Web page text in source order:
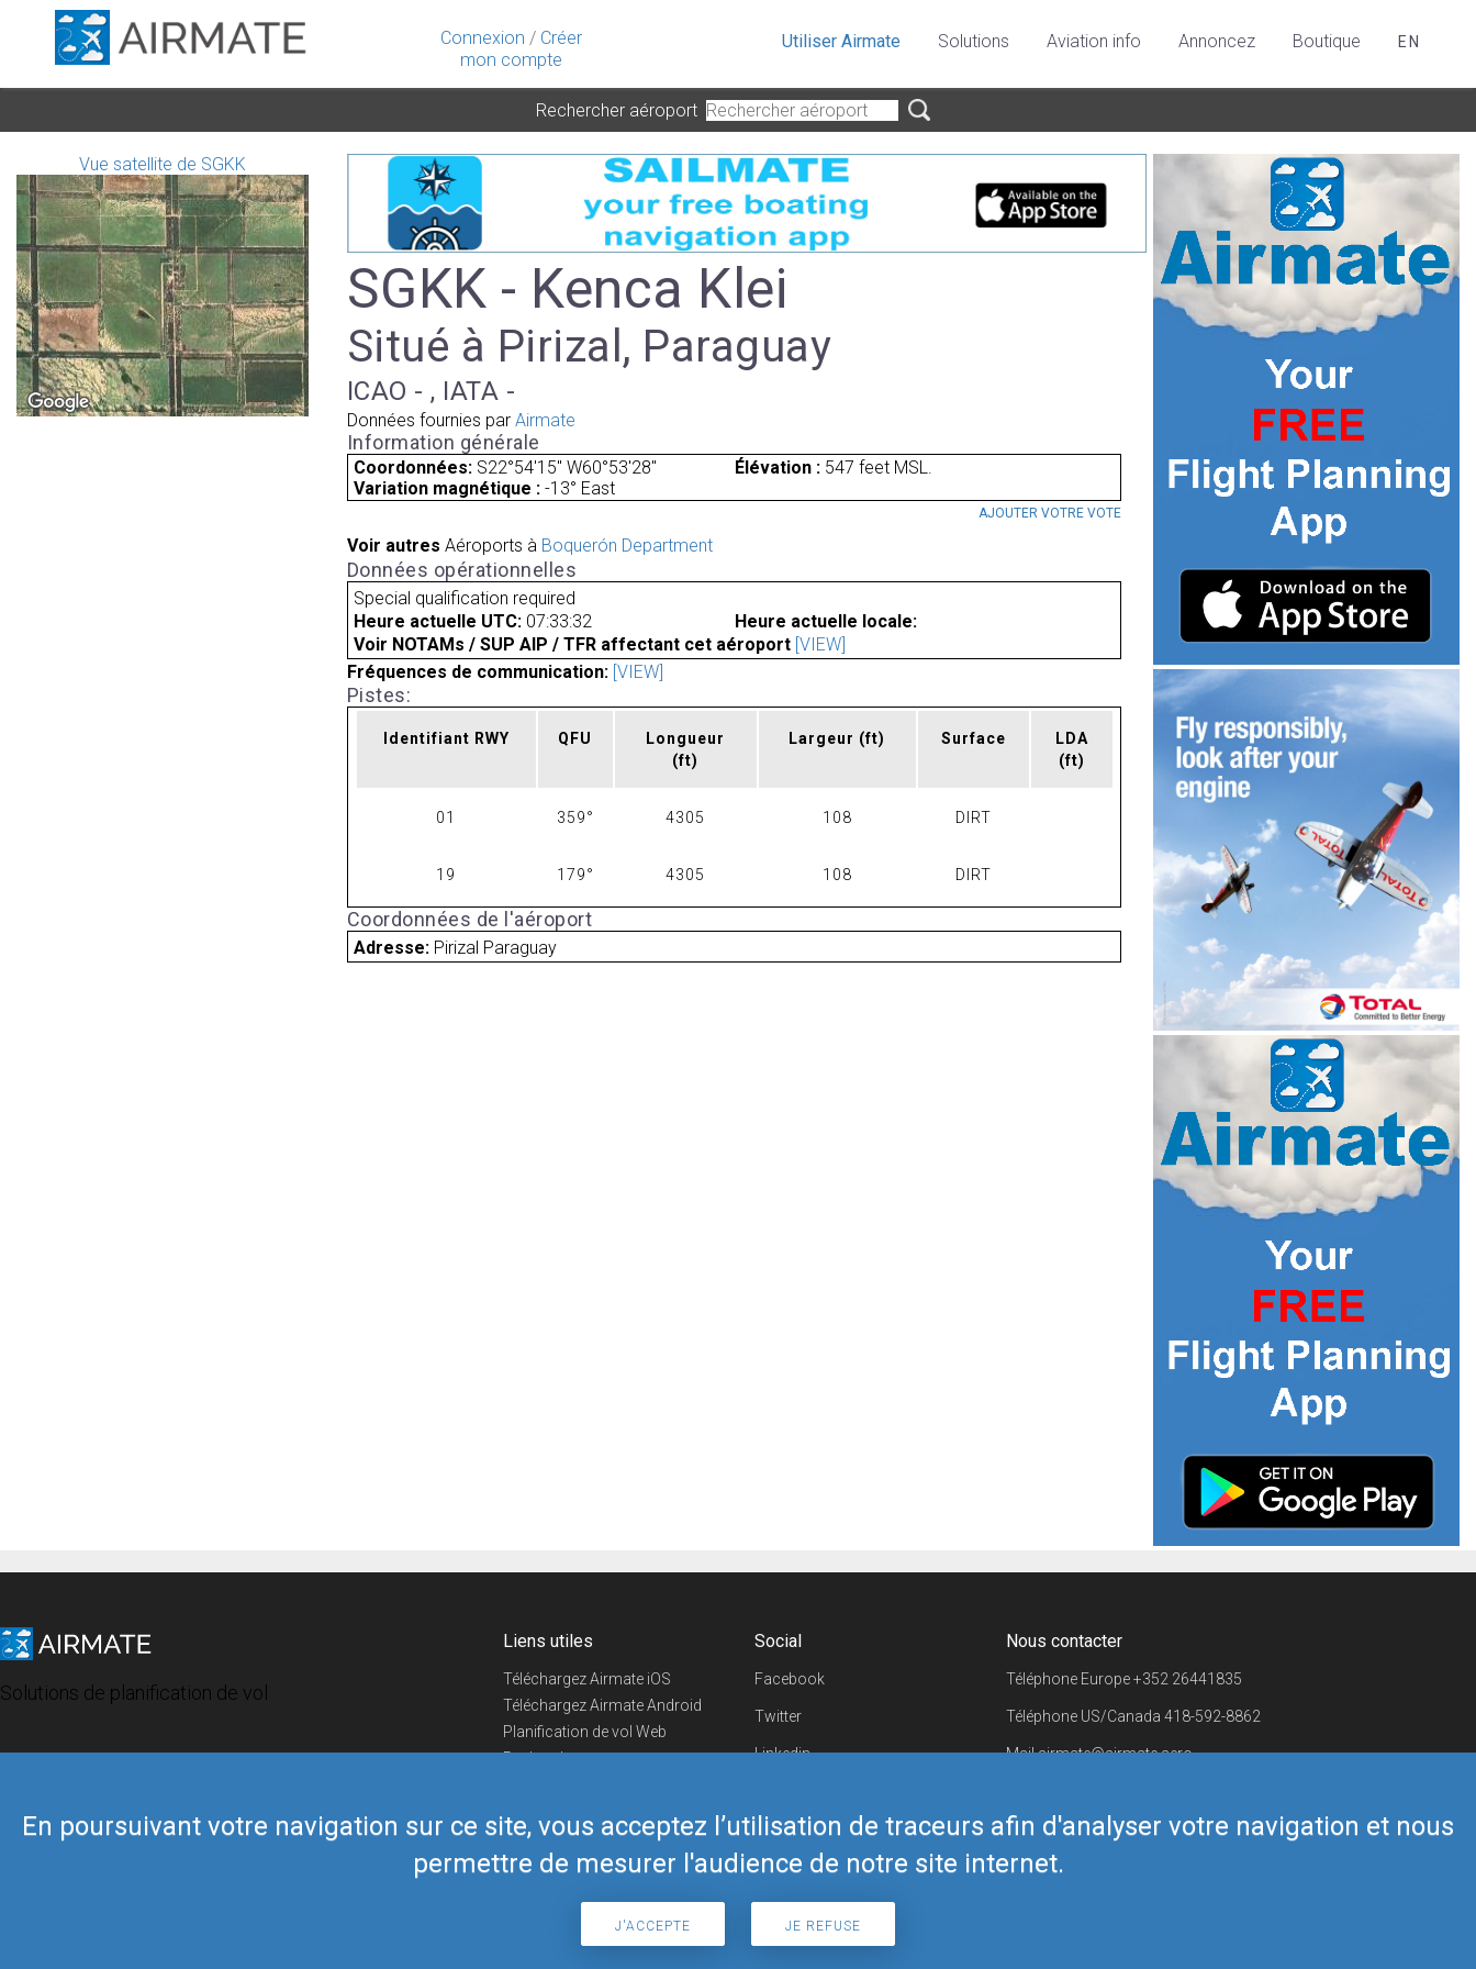
Connexion / Créer
mon compte
En poursuivant votre navigation sur ce site, vous acceptez l’utilisation de traceurs afin d'analyser votre navigation et nous
permettre de mesurer l'audience de notre site internet.
J'ACCEPTE JE REFUSE
Utiliser Airmate Solutions Aviation info Annoncez Boutique EN
Rechercher aéroport
Vue satellite de SGKK
SGKK - Kenca Klei
Situé à Pirizal, Paraguay
ICAO - , IATA -
Données fournies par Airmate
Information générale
Coordonnées: S22°54'15" W60°53'28" Élévation :547 feet MSL.
Variation magnétique : -13° East
AJOUTER VOTRE VOTE
Voir autres Aéroports à Boquerón Department
Données opérationnelles
Special qualification required
Heure actuelle UTC: 07:33:32
Heure actuelle locale:
Voir NOTAMs / SUP AIP / TFR affectant cet aéroport [VIEW]
Fréquences de communication: [VIEW]
Pistes:
Identifiant RWY QFU
Longueur
(ft)
Largeur (ft) Surface
LDA
(ft)
01 359° 4305 108 DIRT
19 179° 4305 108 DIRT
Coordonnées de l'aéroport
Adresse: Pirizal Paraguay
Solutions de planification de vol
Liens utiles
Téléchargez Airmate iOS
Téléchargez Airmate Android
Planification de vol Web
Recherche
Boutique Airmate
Social
Facebook
Twitter
Linkedin
Telegram
Nous contacter
Téléphone Europe+352 26441835
Téléphone US/Canada 418-592-8862
Mailairmate@airmate.aero